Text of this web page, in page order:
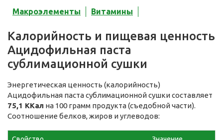
Макроэлементы Витамины
Калорийность и пищевая ценность
Ацидофильная паста
сублимационной сушки
Энергетическая ценность (калорийность)
Ацидофильная паста сублимационной сушки составляет
75,1 ККал на 100 грамм продукта (съедобной части).
Соотношение белков, жиров и углеводов: